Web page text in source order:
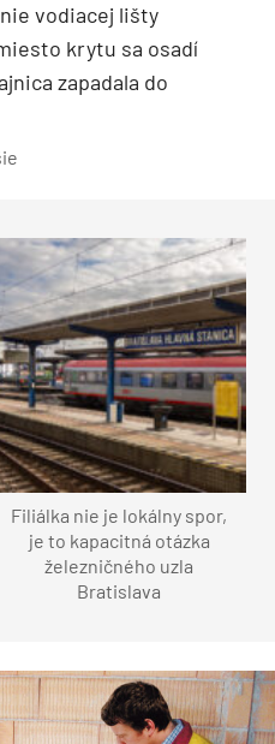
vodiacej lišty
krytu sa osadí
zapadala do
Filiálka nie je lokálny spor,
je to kapacitná otázka
železničného uzla
Bratislava